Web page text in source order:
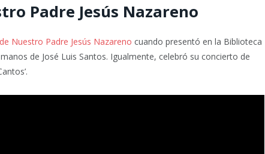
Padre Jesús Nazareno
Nuestro Padre Jesús Nazareno cuando presentó en la Biblioteca
de José Luis Santos. Igualmente, celebró su concierto de